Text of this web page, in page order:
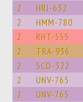
2 HRJ-632
2 HMM-780
2 RHT-555
2 TRA-936
2 SCO-322
2 UNV-765
2 UNV-765